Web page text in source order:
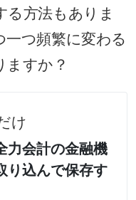
る方法もありま
一つ頻繁に変わる
ますか？
け
会計の金融機
り込んで保存す